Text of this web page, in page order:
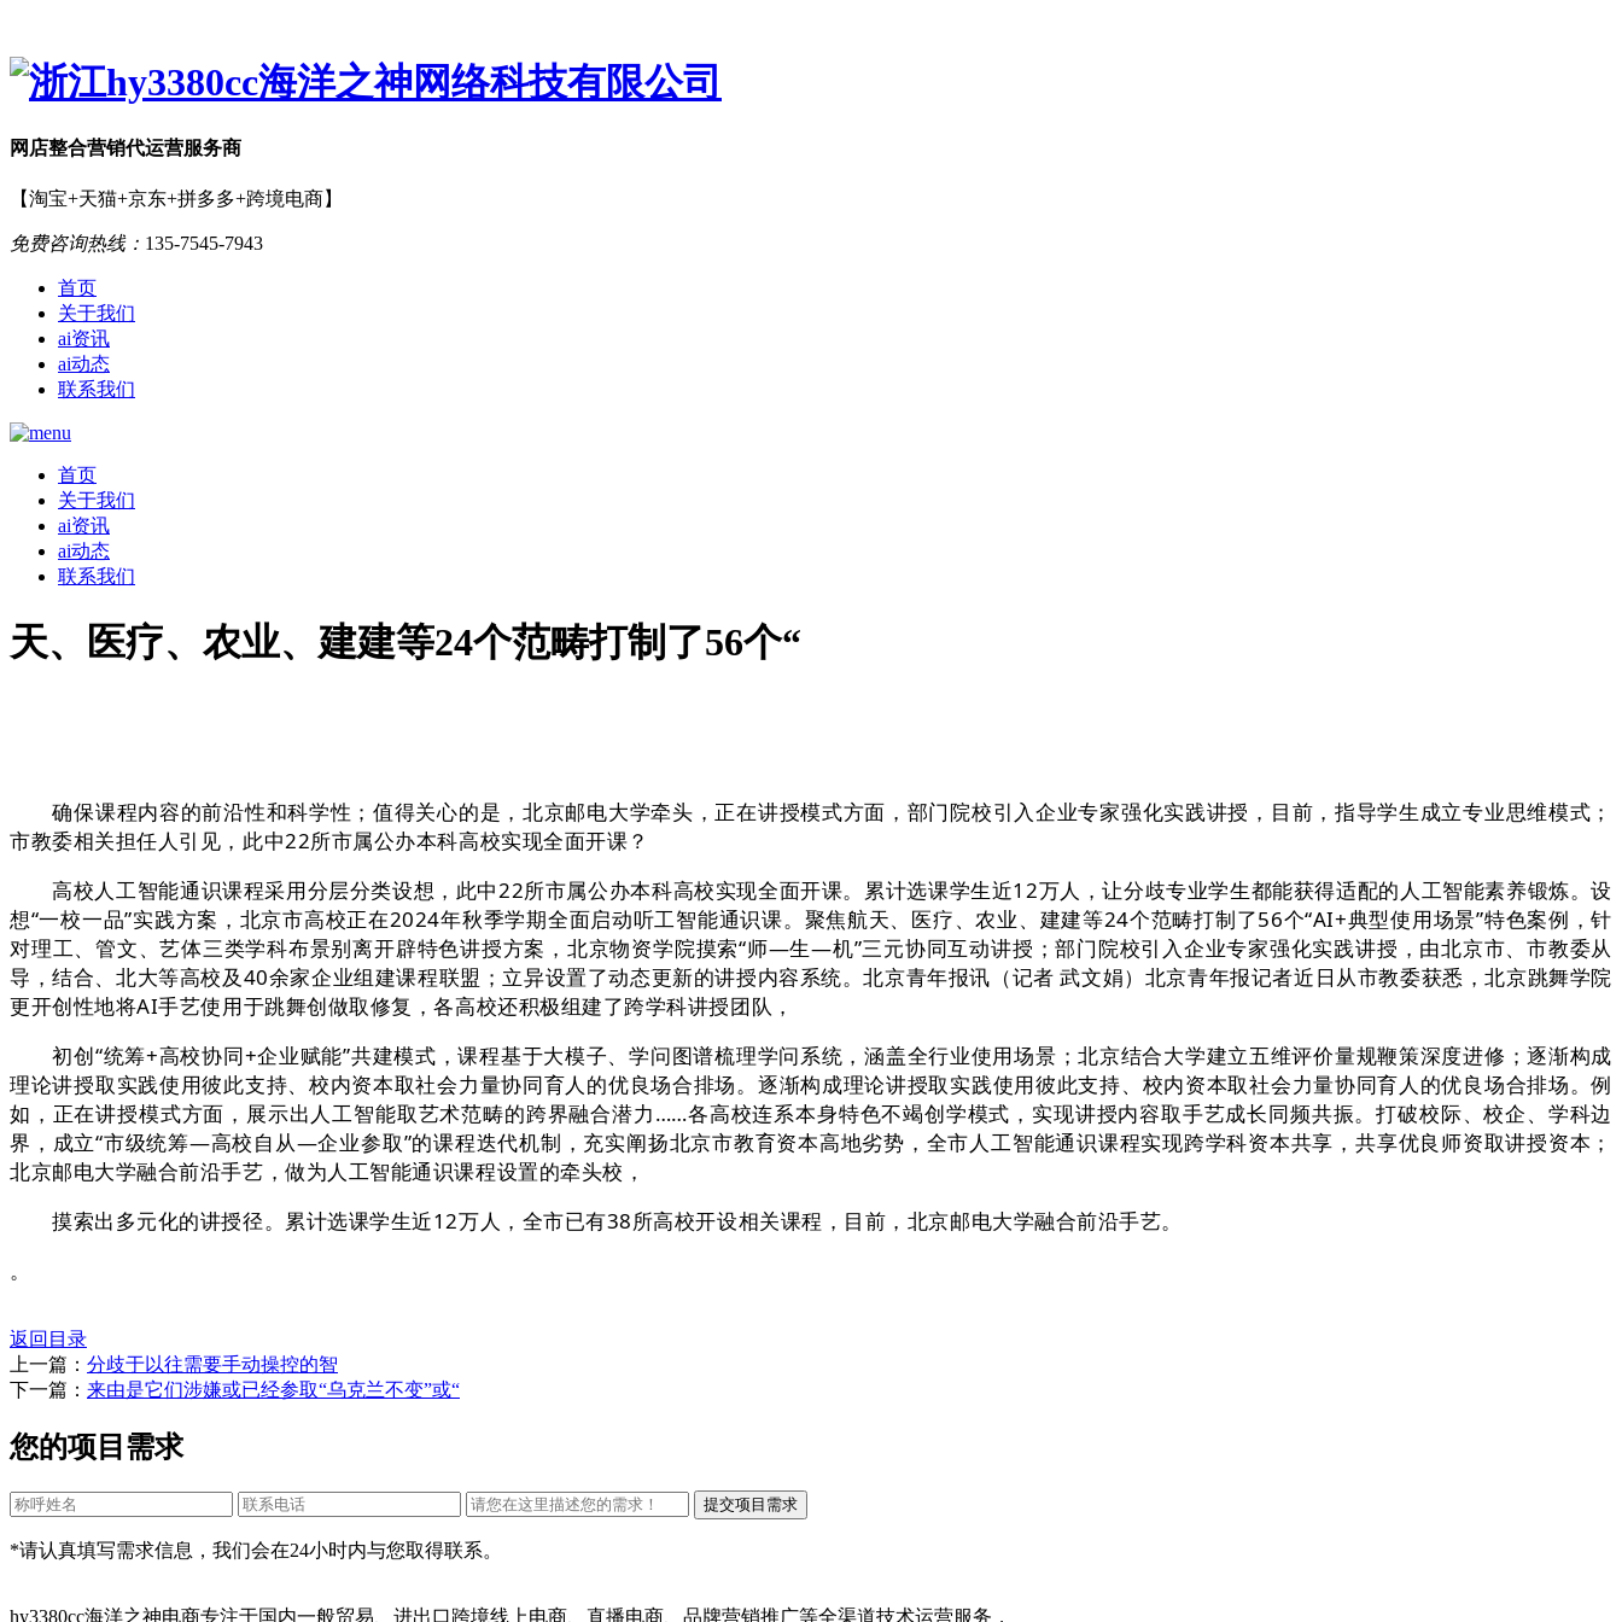
网店整合营销代运营服务商
【淘宝+天猫+京东+拼多多+跨境电商】
免费咨询热线： 135-7545-7943
首页
关于我们
ai资讯
ai动态
联系我们
首页
关于我们
ai资讯
ai动态
联系我们
天、医疗、农业、建建等24个范畴打制了56个“
确保课程内容的前沿性和科学性；值得关心的是，北京邮电大学牵头，正在讲授模式方面，部门院校引入企业专家强化实践讲授，目前，指导学生成立专业思维模式；
市教委相关担任人引见，此中22所市属公办本科高校实现全面开课？
高校人工智能通识课程采用分层分类设想，此中22所市属公办本科高校实现全面开课。累计选课学生近12万人，让分歧专业学生都能获得适配的人工智能素养锻炼。设
想“一校一品”实践方案，北京市高校正在2024年秋季学期全面启动听工智能通识课。聚焦航天、医疗、农业、建建等24个范畴打制了56个“AI+典型使用场景”特色案例，针
对理工、管文、艺体三类学科布景别离开辟特色讲授方案，北京物资学院摸索“师—生—机”三元协同互动讲授；部门院校引入企业专家强化实践讲授，由北京市、市教委从
导，结合、北大等高校及40余家企业组建课程联盟；立异设置了动态更新的讲授内容系统。北京青年报讯（记者 武文娟）北京青年报记者近日从市教委获悉，北京跳舞学院
更开创性地将AI手艺使用于跳舞创做取修复，各高校还积极组建了跨学科讲授团队，
初创“统筹+高校协同+企业赋能”共建模式，课程基于大模子、学问图谱梳理学问系统，涵盖全行业使用场景；北京结合大学建立五维评价量规鞭策深度进修；逐渐构成
理论讲授取实践使用彼此支持、校内资本取社会力量协同育人的优良场合排场。逐渐构成理论讲授取实践使用彼此支持、校内资本取社会力量协同育人的优良场合排场。例
如，正在讲授模式方面，展示出人工智能取艺术范畴的跨界融合潜力……各高校连系本身特色不竭创学模式，实现讲授内容取手艺成长同频共振。打破校际、校企、学科边
界，成立“市级统筹—高校自从—企业参取”的课程迭代机制，充实阐扬北京市教育资本高地劣势，全市人工智能通识课程实现跨学科资本共享，共享优良师资取讲授资本；
北京邮电大学融合前沿手艺，做为人工智能通识课程设置的牵头校，
摸索出多元化的讲授径。累计选课学生近12万人，全市已有38所高校开设相关课程，目前，北京邮电大学融合前沿手艺。
。
返回目录
上一篇： 分歧于以往需要手动操控的智
下一篇： 来由是它们涉嫌或已经参取“乌克兰不变”或“
您的项目需求
*请认真填写需求信息，我们会在24小时内与您取得联系。
hy3380cc海洋之神电商专注于国内一般贸易、进出口跨境线上电商、直播电商、品牌营销推广等全渠道技术运营服务，